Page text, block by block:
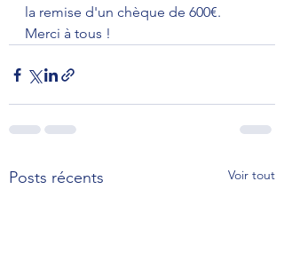
la remise d'un chèque de 600€.
Merci à tous !
Posts récents Voir tout